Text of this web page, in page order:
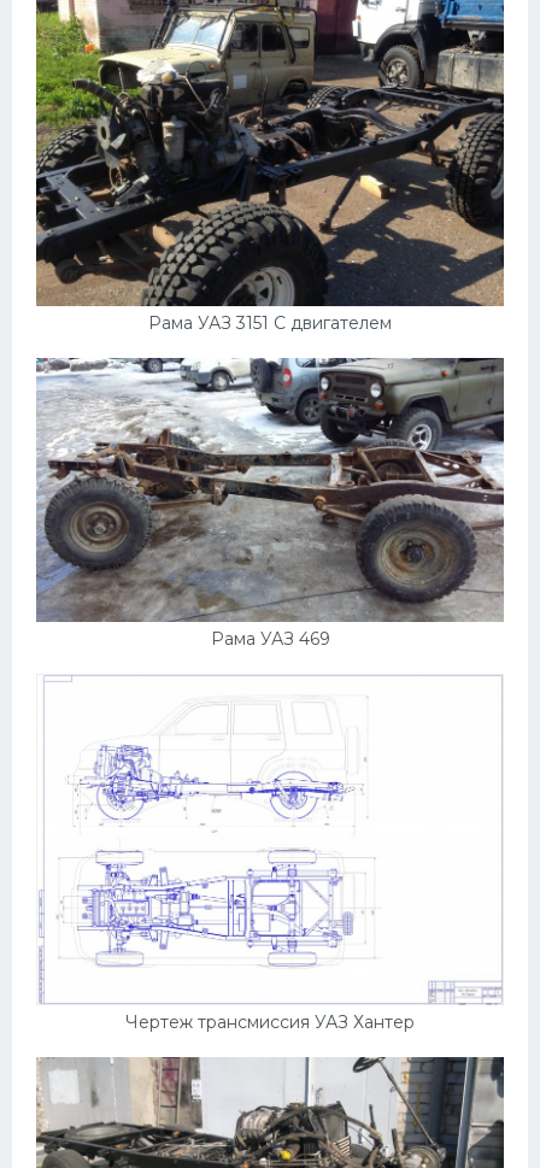
Рама УАЗ 3151 С двигателем
Рама УАЗ 469
Чертеж трансмиссия УАЗ Хантер
Лексус
Дэу
Скания
Форд
Черри
Джили
Хавал
Инфинити
ЛУАЗ
Фиат
Ситроен
Субару
Опель
Подводные лодки
Крайслер
Самолеты
Корабли
Комплектующие
Тойота
Шкода
Вертолеты